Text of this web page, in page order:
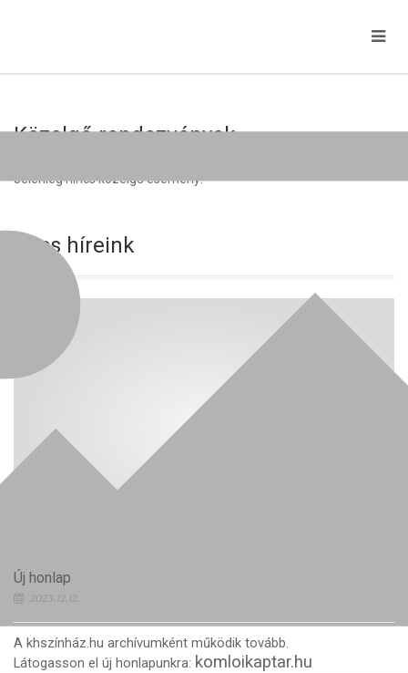
Közelgő rendezvények
Jelenleg nincs közelgő esemény!
Friss híreink
Új honlap
2023.12.12.
A khszínház.hu archívumként működik tovább.
Látogasson el új honlapunkra: komloikaptar.hu